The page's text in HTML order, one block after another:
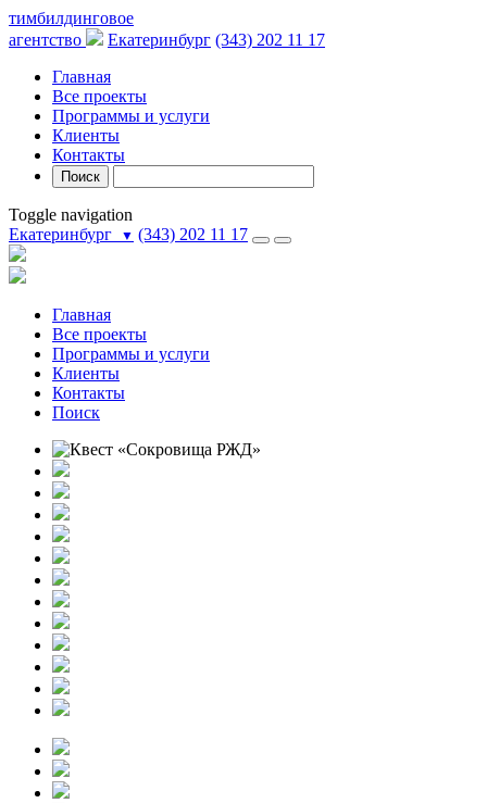
тимбилдинговое
агентство
Екатеринбург (343) 202 11 17
Главная
Все проекты
Программы и услуги
Клиенты
Контакты
Поиск
Toggle navigation
Екатеринбург
▼ (343) 202 11 17
Главная
Все проекты
Программы и услуги
Клиенты
Контакты
Поиск